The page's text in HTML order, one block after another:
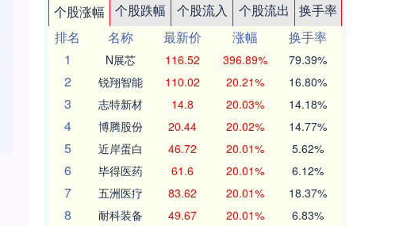
个股涨幅 个股跌幅 个股流入 个股流出
换手率
排名
名称 最新价 涨幅
换手率
1
N展芯 116.52 396.89% 79.39%
2 锐翔智能 110.02 20.21% 16.80%
3 志特新材 14.8 20.03% 14.18%
4 博腾股份 20.44 20.02% 14.77%
5 近岸蛋白 46.72 20.01% 5.62%
6 毕得医药 61.6 20.01% 6.12%
7 五洲医疗 83.62 20.01% 18.37%
8 耐科装备 49.67 20.01% 6.83%